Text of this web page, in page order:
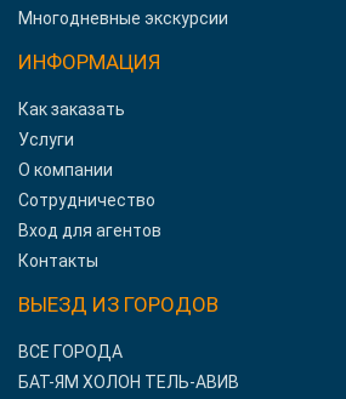
Многодневные экскурсии
ИНФОРМАЦИЯ
Как заказать
Услуги
О компании
Сотрудничество
Вход для агентов
Контакты
ВЫЕЗД ИЗ ГОРОДОВ
ВСЕ ГОРОДА
БАТ-ЯМ ХОЛОН ТЕЛЬ-АВИВ